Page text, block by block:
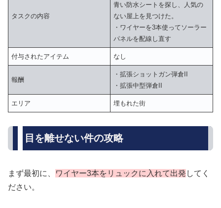
タスクの内容
青い防水シートを探し、人気の
ない屋上を見つけた。
・ワイヤーを3本使ってソーラー
パネルを配線し直す
付与されたアイテム なし
報酬
・拡張ショットガン弾倉II
・拡張中型弾倉II
エリア 埋もれた街
目を離せない件の攻略
まず最初に、 ワイヤー3本をリュックに入れて出発 してく
ださい。